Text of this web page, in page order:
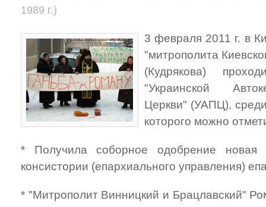
1989 г.)
3 февраля 2011 г. в
"митрополита
(Кудрякова)
"Украинской
Церкви" (УАПЦ),
которого можно
* Получила соборное одобрение новая
консистории (епархиального управления)
* "Митрополит Винницкий и Брацлавский"